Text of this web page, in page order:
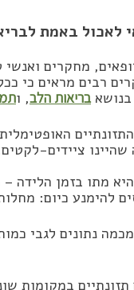
לאכול באמת
מחקרים
רבים מראים כי
בנושאבריאות הלב, ו
ציידים-
מתו בזמן הלידה
להימנע כיום:
נתונים לגבי